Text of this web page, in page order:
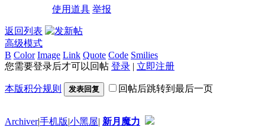
使用道具 举报
返回列表
高级模式
B Color Image Link Quote Code Smilies
您需要登录后才可以回帖 登录 | 立即注册
本版积分规则 发表回复 回帖后跳转到最后一页
Archiver|手机版|小黑屋| 新月魔力